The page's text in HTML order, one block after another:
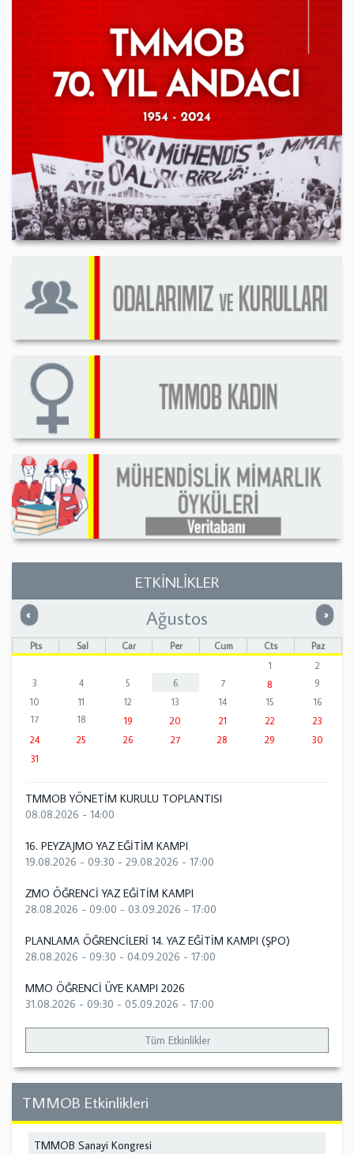
ETKİNLİKLER
« Önceki »
Ağustos
Pts Sal Çar Per Cum Cts
Paz
1
2
3
4 5 6 7 8
9
10
11 12 13 14 15
16
17
18 19 20 21 22
23
24
25 26 27 28 29
30
31
TMMOB YÖNETİM KURULU TOPLANTISI
08.08.2026 - 14:00
16. PEYZAJMO YAZ EĞİTİM KAMPI
19.08.2026 - 09:30 - 29.08.2026 - 17:00
ZMO ÖĞRENCİ YAZ EĞİTİM KAMPI
28.08.2026 - 09:00 - 03.09.2026 - 17:00
PLANLAMA ÖĞRENCİLERİ 14. YAZ EĞİTİM KAMPI (ŞPO)
28.08.2026 - 09:30 - 04.09.2026 - 17:00
MMO ÖĞRENCİ ÜYE KAMPI 2026
31.08.2026 - 09:30 - 05.09.2026 - 17:00
Tüm Etkinlikler
TMMOB Etkinlikleri
TMMOB Sanayi Kongresi